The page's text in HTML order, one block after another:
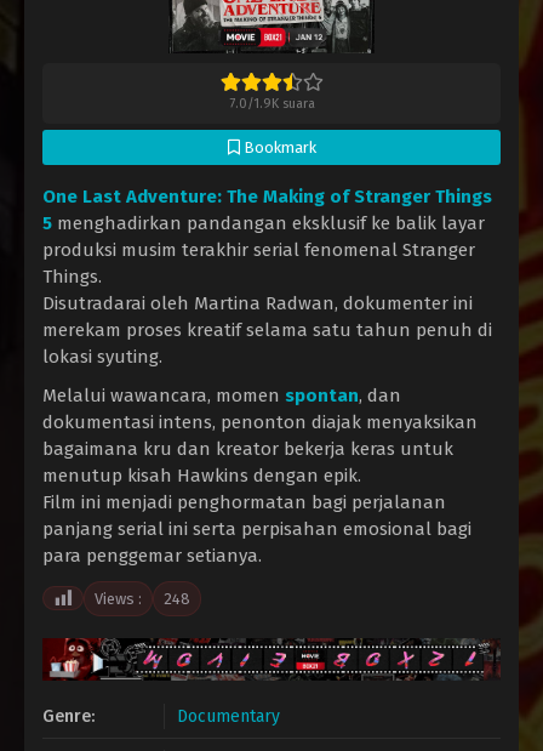
7.0 /1.9Ksuara
Bookmark
One Last Adventure: The Making of Stranger Things
5 menghadirkan pandangan eksklusif ke balik layar
produksi musim terakhir serial fenomenal Stranger
Things.
Disutradarai oleh Martina Radwan, dokumenter ini
merekam proses kreatif selama satu tahun penuh di
lokasi syuting.
Melalui wawancara, momen spontan, dan
dokumentasi intens, penonton diajak menyaksikan
bagaimana kru dan kreator bekerja keras untuk
menutup kisah Hawkins dengan epik.
Film ini menjadi penghormatan bagi perjalanan
panjang serial ini serta perpisahan emosional bagi
para penggemar setianya.
Views : 248
Genre: Documentary